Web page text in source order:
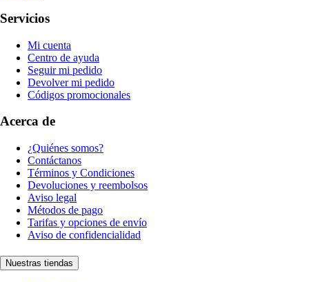
Servicios
Mi cuenta
Centro de ayuda
Seguir mi pedido
Devolver mi pedido
Códigos promocionales
Acerca de
¿Quiénes somos?
Contáctanos
Términos y Condiciones
Devoluciones y reembolsos
Aviso legal
Métodos de pago
Tarifas y opciones de envío
Aviso de confidencialidad
Nuestras tiendas